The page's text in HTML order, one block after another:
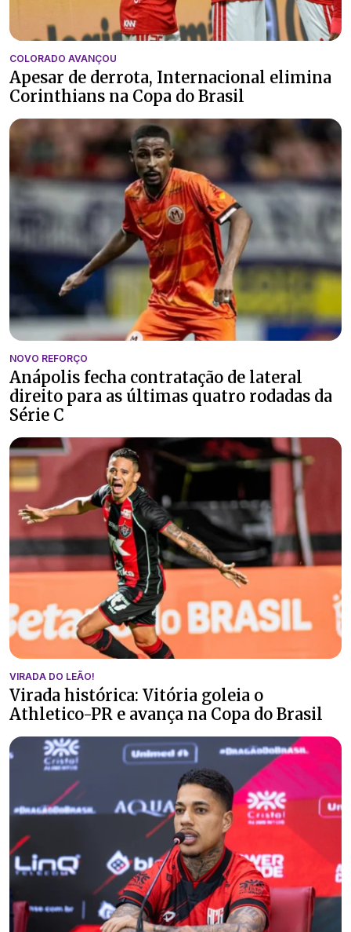
COLORADO AVANÇOU
Apesar de derrota, Internacional elimina
Corinthians na Copa do Brasil
NOVO REFORÇO
Anápolis fecha contratação de lateral
direito para as últimas quatro rodadas da
Série C
VIRADA DO LEÃO!
Virada histórica: Vitória goleia o
Athletico-PR e avança na Copa do Brasil